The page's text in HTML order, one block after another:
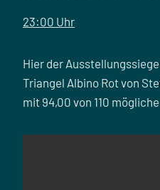
23:00 Uhr
Hier der
Triangel Albino Rot von
mit 94,00 von 110